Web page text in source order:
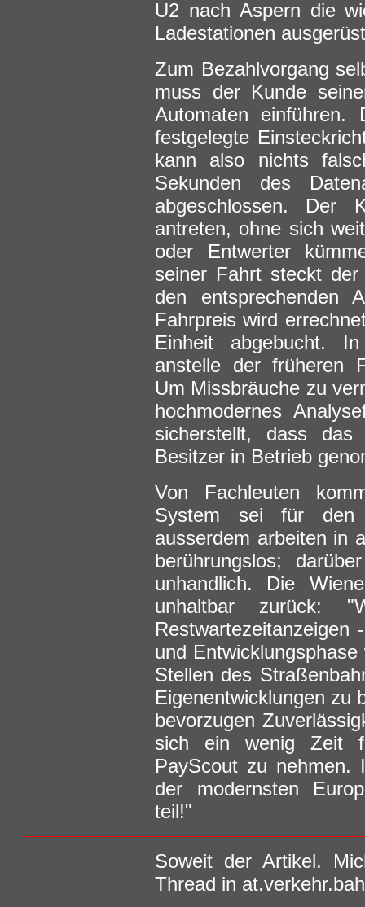
U2 nach Aspern die
Ladestationen
Zum Bezahlvorgang
muss der Kunde
Automaten einführen.
festgelegte
kann also nichts
Sekunden des
abgeschlossen. Der
antreten, ohne sich
oder Entwerter
seiner Fahrt steckt
den entsprechenden
Fahrpreis wird
Einheit abgebucht.
anstelle der früheren
Um Missbräuche zu
hochmodernes
sicherstellt, dass
Besitzer in Betrieb
Von Fachleuten
System sei für den
ausserdem arbeiten in
berührungslos;
unhandlich. Die
unhaltbar zurück:
Restwartezeitanzeigen
und
Stellen des
Eigenentwicklungen zu
bevorzugen
sich ein wenig Zeit
PayScout zu nehmen.
der modernsten
teil!"
Soweit der Artikel.
Thread in